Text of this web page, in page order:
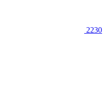
2230